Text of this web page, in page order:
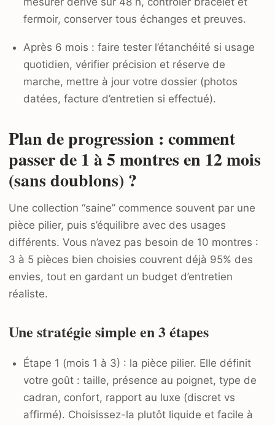
fermoir, conserver tous échanges et preuves.
Après 6 mois : faire tester l’étanchéité si usage
quotidien, vérifier précision et réserve de
marche, mettre à jour votre dossier (photos
datées, facture d’entretien si effectué).
Plan de progression : comment
passer de 1 à 5 montres en 12 mois
(sans doublons) ?
Une collection “saine” commence souvent par une
pièce pilier, puis s’équilibre avec des usages
différents. Vous n’avez pas besoin de 10 montres :
3 à 5 pièces bien choisies couvrent déjà 95% des
envies, tout en gardant un budget d’entretien
réaliste.
Une stratégie simple en 3 étapes
Étape 1 (mois 1 à 3) : la pièce pilier. Elle définit
votre goût : taille, présence au poignet, type de
cadran, confort, rapport au luxe (discret vs
affirmé). Choisissez-la plutôt liquide et facile à